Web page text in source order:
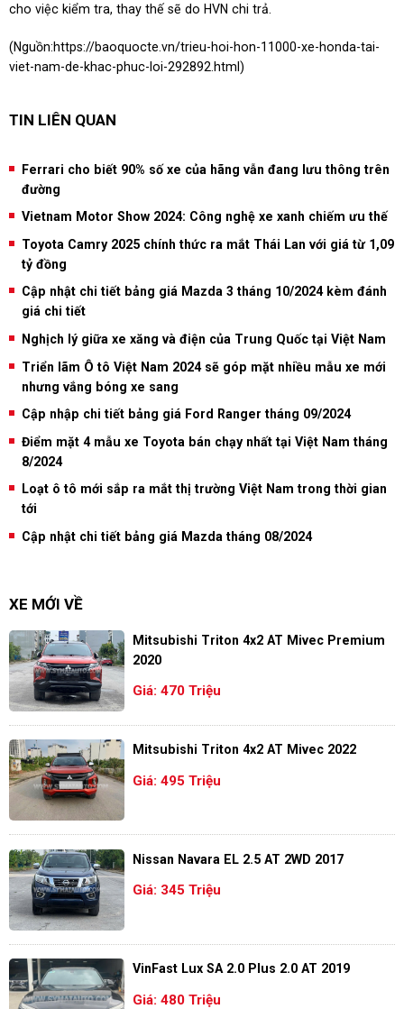
cho việc kiểm tra, thay thế sẽ do HVN chi trả.
(Nguồn:https://baoquocte.vn/trieu-hoi-hon-11000-xe-honda-tai-
viet-nam-de-khac-phuc-loi-292892.html)
TIN LIÊN QUAN
Ferrari cho biết 90% số xe của hãng vẫn đang lưu thông trên
đường
Vietnam Motor Show 2024: Công nghệ xe xanh chiếm ưu thế
Toyota Camry 2025 chính thức ra mắt Thái Lan với giá từ 1,09
tỷ đồng
Cập nhật chi tiết bảng giá Mazda 3 tháng 10/2024 kèm đánh
giá chi tiết
Nghịch lý giữa xe xăng và điện của Trung Quốc tại Việt Nam
Triển lãm Ô tô Việt Nam 2024 sẽ góp mặt nhiều mẫu xe mới
nhưng vắng bóng xe sang
Cập nhập chi tiết bảng giá Ford Ranger tháng 09/2024
Điểm mặt 4 mẫu xe Toyota bán chạy nhất tại Việt Nam tháng
8/2024
Loạt ô tô mới sắp ra mắt thị trường Việt Nam trong thời gian
tới
Cập nhật chi tiết bảng giá Mazda tháng 08/2024
XE MỚI VỀ
Mitsubishi Triton 4x2 AT Mivec Premium
2020
Giá: 470 Triệu
Mitsubishi Triton 4x2 AT Mivec 2022
Giá: 495 Triệu
Nissan Navara EL 2.5 AT 2WD 2017
Giá: 345 Triệu
VinFast Lux SA 2.0 Plus 2.0 AT 2019
Giá: 480 Triệu